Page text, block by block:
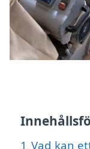
1 Vad kan